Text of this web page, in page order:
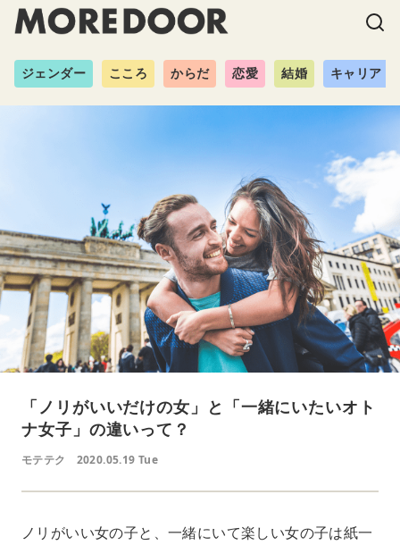
ジェンダー こころ からだ 恋愛 結婚 キャリア
「ノリがいいだけの女」と「一緒にいたいオト
ナ女子」の違いって？
モテテク 2020.05.19 Tue
ノリがいい女の子と、一緒にいて楽しい女の子は紙一